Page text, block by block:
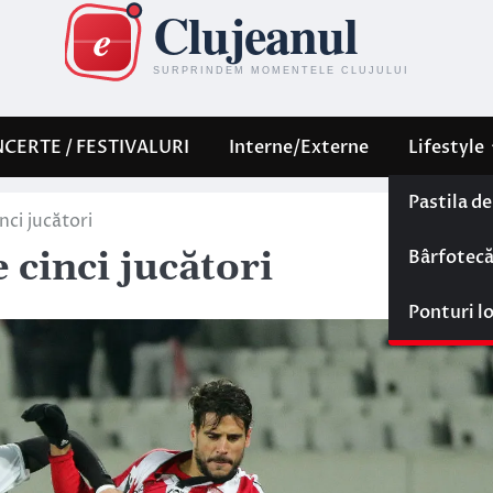
/ FESTIVALURI Interne/Externe Lifestyle
Pastila
Bârfotecă
Ponturi
jucători
cinci jucători